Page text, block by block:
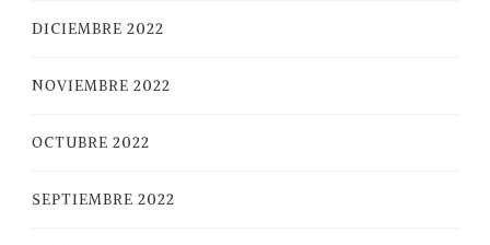
DICIEMBRE 2022
NOVIEMBRE 2022
OCTUBRE 2022
SEPTIEMBRE 2022